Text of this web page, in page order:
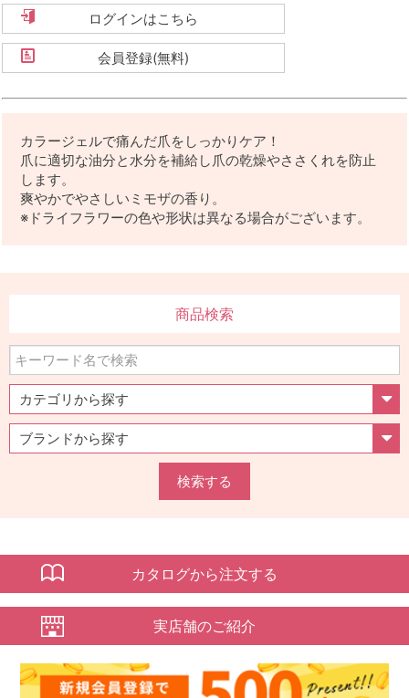
ログインはこちら
会員登録(無料)
カラージェルで痛んだ爪をしっかりケア！
爪に適切な油分と水分を補給し爪の乾燥やささくれを防止
します。
爽やかでやさしいミモザの香り。
※ドライフラワーの色や形状は異なる場合がございます。
商品検索
検索する
カタログから注文する
実店舗のご紹介